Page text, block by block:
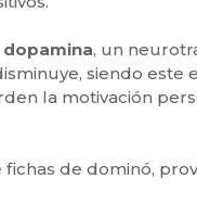
dopamina, un
siendo este
la motivación
de dominó,